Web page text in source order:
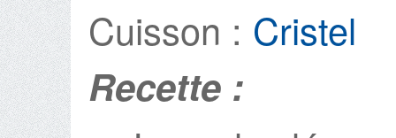
Cuisson : Cristel
Recette :